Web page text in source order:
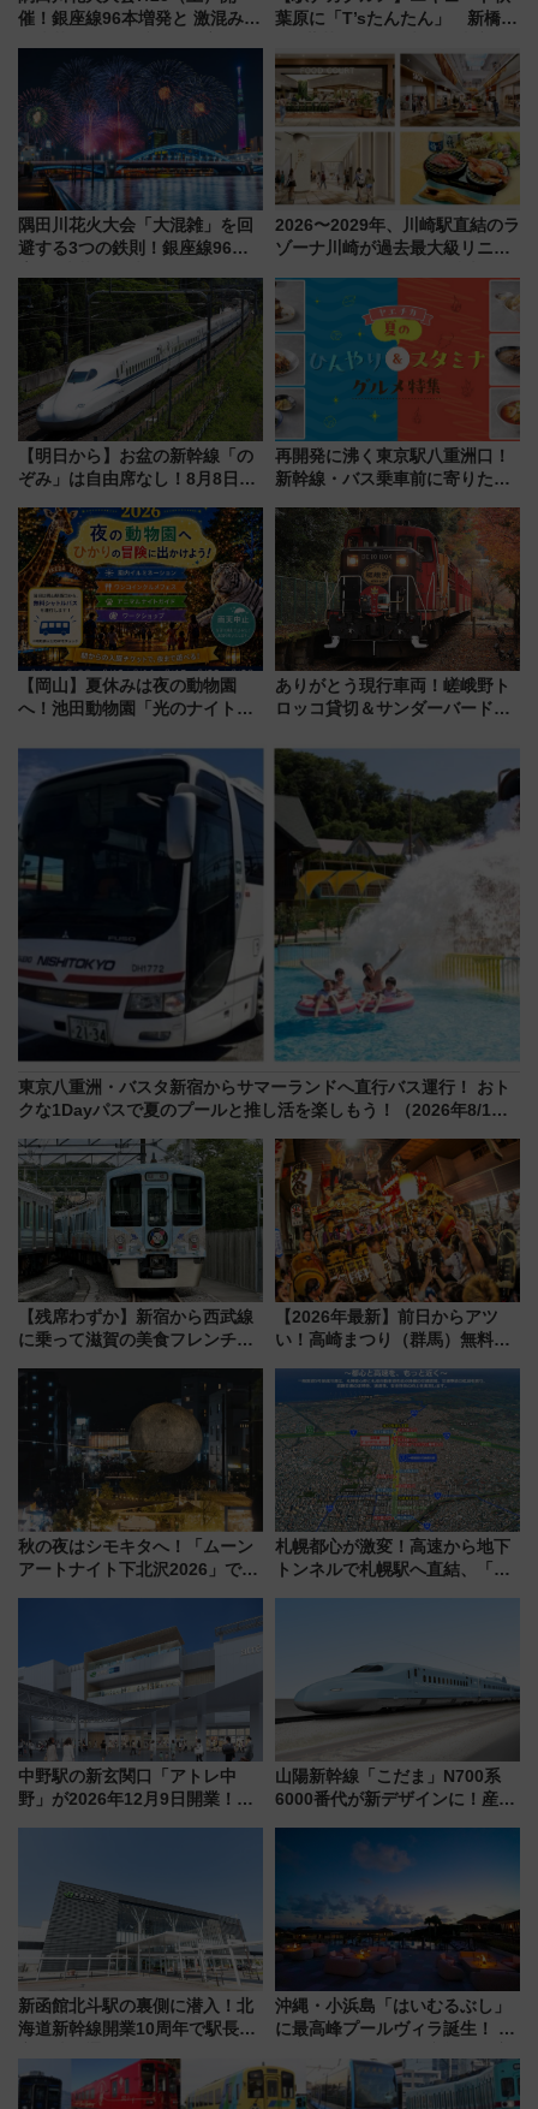
催！銀座線96本増発と 激混みの
アクセス攻略法、2万発の花火が
都心の夜に！
葉原に「T’sたんたん」 新橋に
饅」、オムライス専門店「肉と
たまご」新グルメ続々登場！
【2026年8月】
隅田川花火大会「大混雑」を回
避する3つの鉄則！銀座線96本
ツリー駅の規制まとめ 7/25開催
（2026年）
2026〜2029年、川崎駅直結のラ
ゾーナ川崎が過去最大級リニュ
「いつから何が変わるか」徹底
解説！
【明日から】お盆の新幹線「の
ぞみ」は自由席なし！8月8日午
せば空きが見つかることも 混
雑避ける「空席」探しのコツ
再開発に沸く東京駅八重洲口！
新幹線・バス乗車前に寄りたい
やり＆スタミナグルメ」6選【新
店舗も！】
【岡山】夏休みは夜の動物園
へ！池田動物園「光のナイトズ
な夜
ありがとう現行車両！嵯峨野ト
ロッコ貸切＆サンダーバードレ
斉藤雪乃＆福原トシヒロと行
く！9月13日「京都の鉄道満喫
ツアー」開催
東京八重洲・バスタ新宿からサマーランドへ直行バス運行！ おト
クな1Dayパスで夏のプールと推し活を楽しもう！（2026年8/1～
【残席わずか】新宿から西武線
に乗って滋賀の美食フレンチを
「52席の至福」で味わう近江牛
や伝統文化の特別コラボ
【2026年最新】前日からアツ
い！高崎まつり（群馬）無料観
しまで
秋の夜はシモキタへ！「ムーン
アートナイト下北沢2026」でイ
札幌都心が激変！高速から地下
トンネルで札幌駅へ直結、「創
中野駅の新玄関口「アトレ中
野」が2026年12月9日開業！新
山陽新幹線「こだま」N700系
6000番代が新デザインに！産学
用は今冬から
新函館北斗駅の裏側に潜入！北
海道新幹線開業10周年で駅長
ト 参加方法や体験内容を紹介
沖縄・小浜島「はいむるぶし」
に最高峰プールヴィラ誕生！ 石
美旅「何もしない贅沢」を体験
してみない？